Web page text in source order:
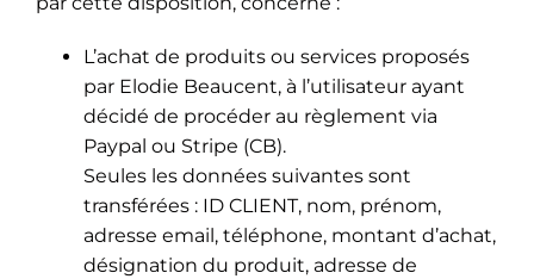
L’achat de produits ou services proposés
par Elodie Beaucent, à l’utilisateur ayant
décidé de procéder au règlement via
Paypal ou Stripe (CB).
Seules les données suivantes sont
transférées : ID CLIENT, nom, prénom,
adresse email, téléphone, montant d’achat,
désignation du produit, adresse de